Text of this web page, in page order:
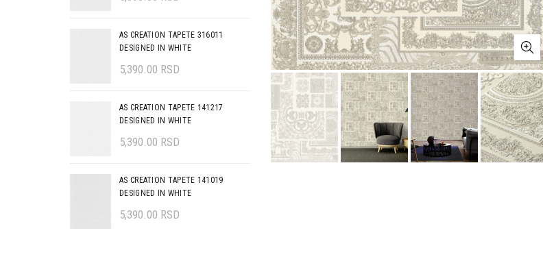
AS CREATION TAPETE 316011
DESIGNED IN WHITE
5,390.00 RSD
AS CREATION TAPETE 141217
DESIGNED IN WHITE
5,390.00 RSD
AS CREATION TAPETE 141019
DESIGNED IN WHITE
5,390.00 RSD